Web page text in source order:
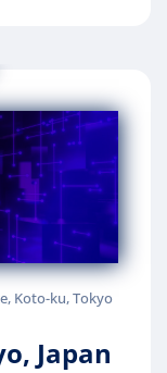
Koto-ku, Tokyo
Japan